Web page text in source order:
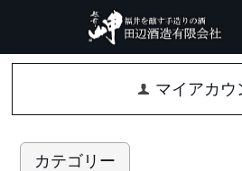
マイアカウ
カテゴリー